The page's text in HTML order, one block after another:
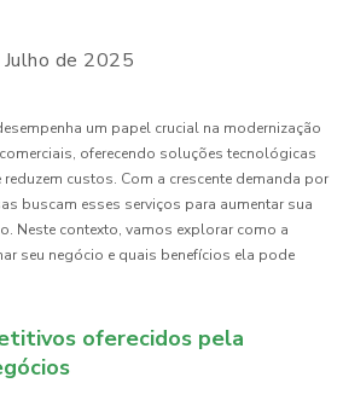
de 2025
um papel crucial na modernização
oferecendo soluções tecnológicas
reduzem custos. Com a crescente demanda por
buscam esses serviços para aumentar sua
Neste contexto, vamos explorar como a
seu negócio e quais benefícios ela pode
oferecidos pela